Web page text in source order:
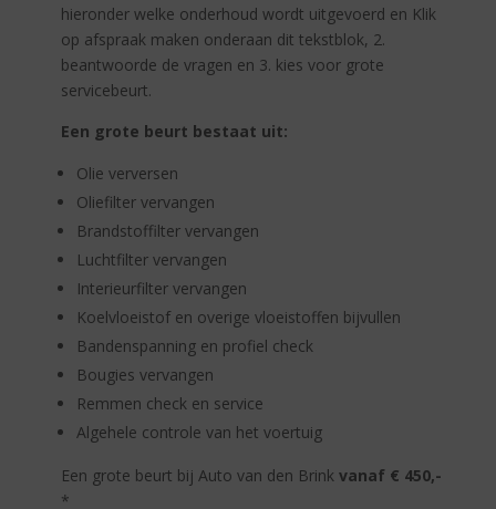
hieronder welke onderhoud wordt uitgevoerd en Klik
op afspraak maken onderaan dit tekstblok, 2.
beantwoorde de vragen en 3. kies voor grote
servicebeurt.
Een grote beurt bestaat uit:
Olie verversen
Oliefilter vervangen
Brandstoffilter vervangen
Luchtfilter vervangen
Interieurfilter vervangen
Koelvloeistof en overige vloeistoffen bijvullen
Bandenspanning en profiel check
Bougies vervangen
Remmen check en service
Algehele controle van het voertuig
Een grote beurt bij Auto van den Brink vanaf € 450,-
*